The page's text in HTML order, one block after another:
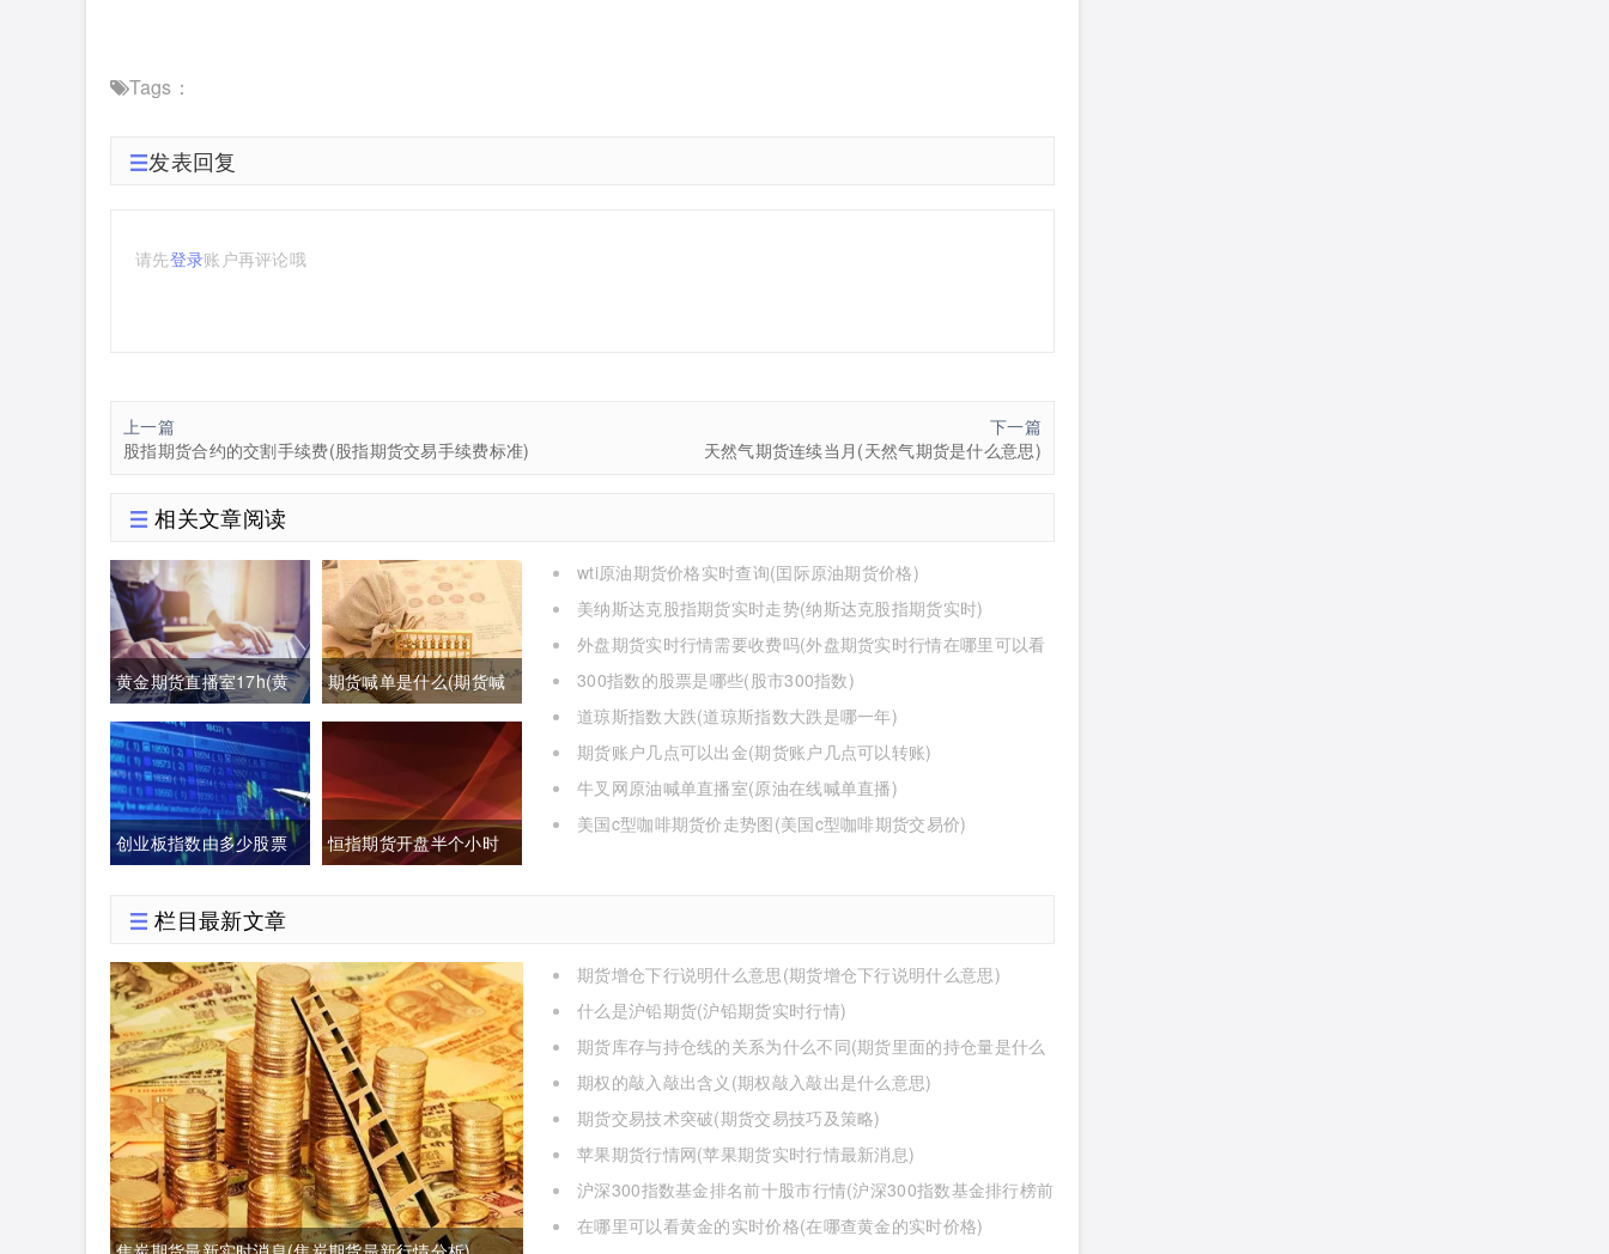
Tags：
发表回复
请先登录账户再评论哦
上一篇
股指期货合约的交割手续费(股指期货交易手续费标准)
下一篇
天然气期货连续当月(天然气期货是什么意思)
相关文章阅读
黄金期货直播室17h(黄
金期货喊单直播间外汇
直播)
期货喊单是什么(期货喊
单是什么意思)
创业板指数由多少股票
些)
恒指期货开盘半个小时
wti原油期货价格实时查询(囯际原油期货价格)
美纳斯达克股指期货实时走势(纳斯达克股指期货实时)
外盘期货实时行情需要收费吗(外盘期货实时行情在哪里可以看
300指数的股票是哪些(股市300指数)
道琼斯指数大跌(道琼斯指数大跌是哪一年)
期货账户几点可以出金(期货账户几点可以转账)
牛叉网原油喊单直播室(原油在线喊单直播)
美国c型咖啡期货价走势图(美国c型咖啡期货交易价)
栏目最新文章
期货增仓下行说明什么意思(期货增仓下行说明什么意思)
什么是沪铅期货(沪铅期货实时行情)
期货库存与持仓线的关系为什么不同(期货里面的持仓量是什么
意思)期权的敲入敲出含义(期权敲入敲出是什么意思)
期货交易技术突破(期货交易技巧及策略)
苹果期货行情网(苹果期货实时行情最新消息)
沪深300指数基金排名前十股市行情(沪深300指数基金排行榜前
十名)在哪里可以看黄金的实时价格(在哪查黄金的实时价格)